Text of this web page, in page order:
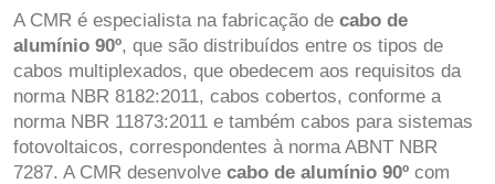
A CMR é especialista na fabricação de cabo de
alumínio 90º, que são distribuídos entre os tipos de
cabos multiplexados, que obedecem aos requisitos da
norma NBR 8182:2011, cabos cobertos, conforme a
norma NBR 11873:2011 e também cabos para sistemas
fotovoltaicos, correspondentes à norma ABNT NBR
7287. A CMR desenvolve cabo de alumínio 90º com